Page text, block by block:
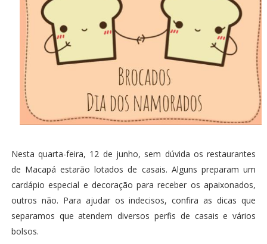
Nesta quarta-feira, 12 de junho, sem dúvida os restaurantes
de Macapá estarão lotados de casais. Alguns preparam um
cardápio especial e decoração para receber os apaixonados,
outros não. Para ajudar os indecisos, confira as dicas que
separamos que atendem diversos perfis de casais e vários
bolsos.